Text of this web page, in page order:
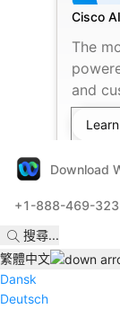
Cisco
The
and
Download
+1-888-469-
搜尋...
繁體中文
Dansk
Deutsch